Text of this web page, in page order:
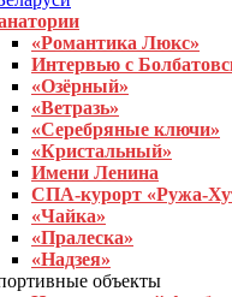
«Романтика Люкс»
Интервью с
«Озёрный»
«Ветразь»
«Серебряные ключи»
«Кристальный»
Имени Ленина
СПА-курорт «Ружа-
«Чайка»
«Пралеска»
«Надзея»
объекты